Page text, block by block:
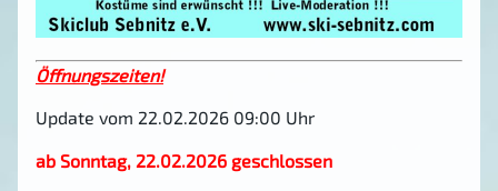
Öffnungszeiten!
Update vom 22.02.2026 09:00 Uhr
ab Sonntag, 22.02.2026 geschlossen